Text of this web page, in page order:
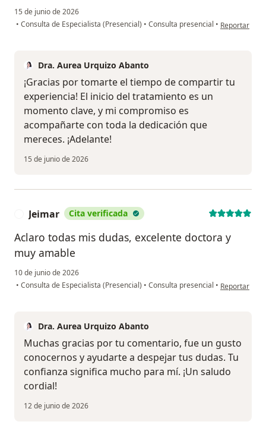
15 de junio de 2026
• Consulta de Especialista (Presencial) • Consulta presencial • en opinión
Reportar
Dra. Aurea Urquizo Abanto
¡Gracias por tomarte el tiempo de compartir tu
experiencia! El inicio del tratamiento es un
momento clave, y mi compromiso es
acompañarte con toda la dedicación que
mereces. ¡Adelante!
15 de junio de 2026
Jeimar Cita verificada
Aclaro todas mis dudas, excelente doctora y
muy amable
10 de junio de 2026
• Consulta de Especialista (Presencial) • Consulta presencial • en opinión
Reportar
Dra. Aurea Urquizo Abanto
Muchas gracias por tu comentario, fue un gusto
conocernos y ayudarte a despejar tus dudas. Tu
confianza significa mucho para mí. ¡Un saludo
cordial!
12 de junio de 2026